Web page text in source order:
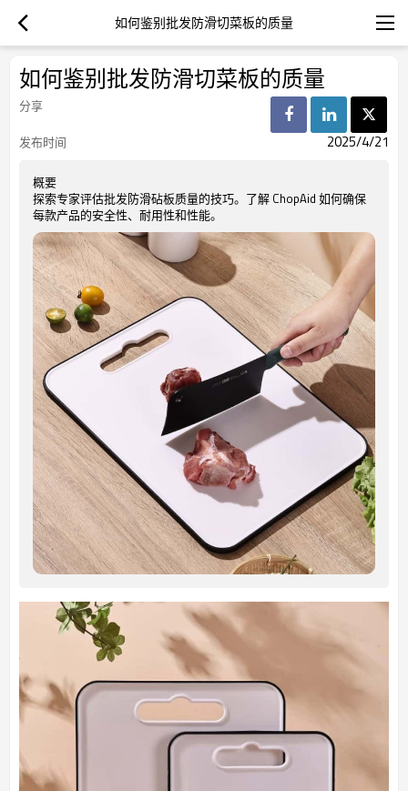
如何鉴别批发防滑切菜板的质量
如何鉴别批发防滑切菜板的质量
分享
发布时间
2025/4/21
概要
探索专家评估批发防滑砧板质量的技巧。了解 ChopAid 如何确保
每款产品的安全性、耐用性和性能。